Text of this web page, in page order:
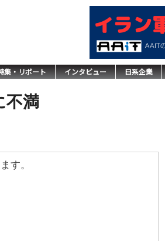
集・リポート インタビュー 日系企業
不満
す。